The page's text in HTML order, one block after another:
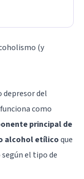
(y
depresor del
como
principal de
alcohol etílicoque
el tipo de